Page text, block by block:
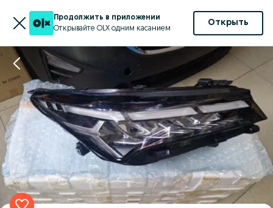
Продолжить в приложении
Открывайте OLX одним касанием
Открыть